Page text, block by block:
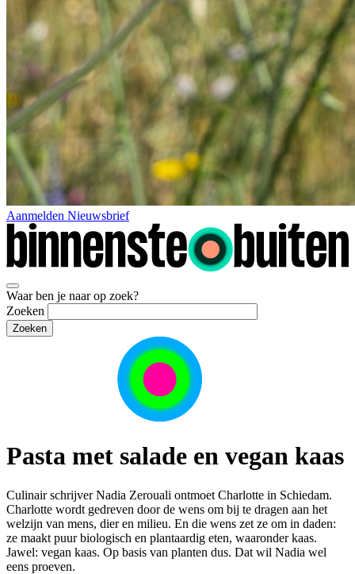
Aanmelden Nieuwsbrief
Waar ben je naar op zoek?
Zoeken
Pasta met salade en vegan kaas
Culinair schrijver Nadia Zerouali ontmoet Charlotte in Schiedam.
Charlotte wordt gedreven door de wens om bij te dragen aan het
welzijn van mens, dier en milieu. En die wens zet ze om in daden:
ze maakt puur biologisch en plantaardig eten, waaronder kaas.
Jawel: vegan kaas. Op basis van planten dus. Dat wil Nadia wel
eens proeven.